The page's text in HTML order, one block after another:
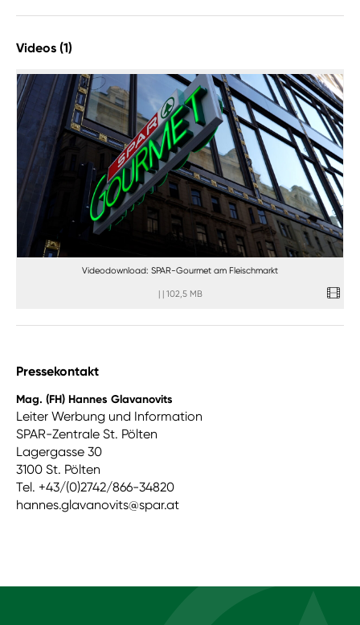
Videos (1)
Videodownload: SPAR-Gourmet am Fleischmarkt
102,5 MB
Pressekontakt
Mag. (FH) Hannes Glavanovits
Leiter Werbung und Information
SPAR-Zentrale St. Pölten
Lagergasse 30
3100 St. Pölten
Tel. +43/(0)2742/866-34820
hannes.glavanovits@spar.at